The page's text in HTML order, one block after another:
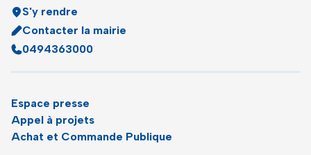
S'y rendre
Contacter la mairie
0494363000
Espace presse
Appel à projets
Achat et Commande Publique